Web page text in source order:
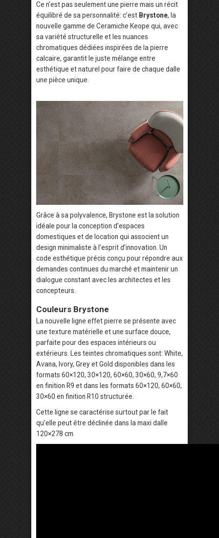
Ce n’est pas seulement une pierre mais un récit
équilibré de sa personnalité: c’est Brystone, la
nouvelle gamme de Ceramiche Keope qui, avec
sa variété structurelle et les nuances
chromatiques dédiées inspirées de la pierre
calcaire, garantit le juste mélange entre
esthétique et naturel pour faire de chaque dalle
une pièce unique.
Grâce à sa polyvalence, Brystone est la solution
idéale pour la conception d’espaces
domestiques et de location qui associent un
design minimaliste à l’esprit d’innovation. Un
code esthétique précis conçu pour répondre aux
demandes continues du marché et maintenir un
dialogue constant avec les architectes et les
concepteurs.
Couleurs Brystone
La nouvelle ligne effet pierre se présente avec
une texture matérielle et une surface douce,
parfaite pour des espaces intérieurs ou
extérieurs. Les teintes chromatiques sont: White,
Avana, Ivory, Grey et Gold disponibles dans les
formats 60×120, 30×120, 60×60, 30×60, 9,7×60
en finition R9 et dans les formats 60×120, 60×60,
30×60 en finition R10 structurée.
Cette ligne se caractérise surtout par le fait
qu’elle peut être déclinée dans la maxi dalle
120×278 cm.